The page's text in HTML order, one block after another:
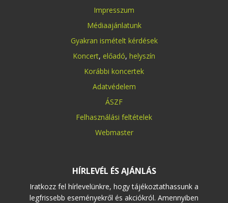
Impresszum
Médiaajánlatunk
Gyakran ismételt kérdések
Koncert, előadó, helyszín
Korábbi koncertek
Adatvédelem
ÁSZF
Felhasználási feltételek
Webmaster
HÍRLEVÉL ÉS AJÁNLÁS
Iratkozz fel hírlevelünkre, hogy tájékoztathassunk a
legfrissebb eseményekről és akciókról. Amennyiben